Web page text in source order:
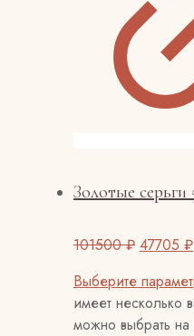
Золотые
101500₽ 47705 ₽
Выберите
имеет несколько
можно выбрать на